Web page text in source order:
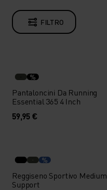
FILTRO
%
Pantaloncini Da Running
Essential 365 4 Inch
59,95 €
%
Reggiseno Sportivo Medium
Support